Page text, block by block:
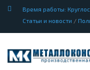
Время работы:
Статьи и новости /